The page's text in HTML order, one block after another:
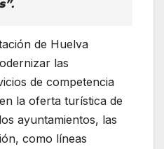
de Huelva
las
de competencia
la oferta turística de
ayuntamientos, las
como líneas